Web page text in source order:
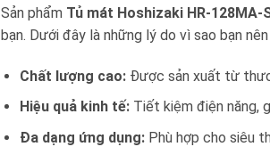
Sản phẩm Tủ mát Hoshizaki HR-128MA-
bạn. Dưới đây là những lý do vì sao bạn
Chất lượng cao:Được sản xuất từ
Hiệu quả kinh tế:Tiết kiệm điện năng,
Đa dạng ứng dụng:Phù hợp cho siêu